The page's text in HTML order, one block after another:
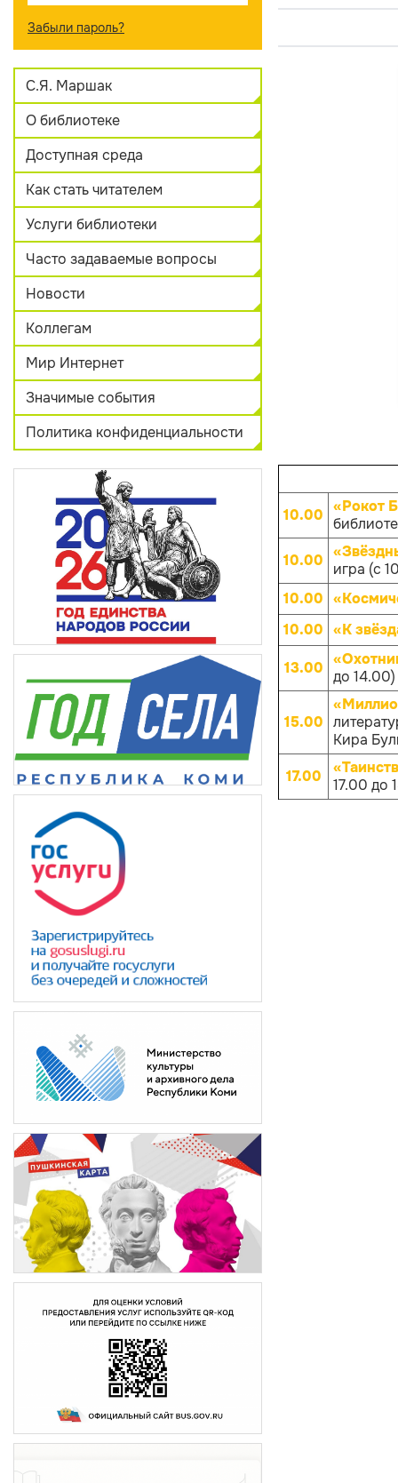
Забыли пароль?
С.Я. Маршак
О библиотеке
Доступная среда
Как стать читателем
Услуги библиотеки
Часто задаваемые вопросы
Новости
Коллегам
Мир Интернет
Значимые события
Политика конфиденциальности
10.00 «Рокот
10.00
игра (с
10.00
10.00 «К
13.00 до 14.00)
15.00
Кира
17.00
17.00 до